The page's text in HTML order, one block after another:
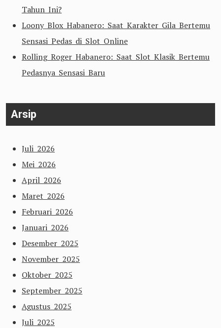
Tahun Ini?
Loony Blox Habanero: Saat Karakter Gila Bertemu
Sensasi Pedas di Slot Online
Rolling Roger Habanero: Saat Slot Klasik Bertemu
Pedasnya Sensasi Baru
Arsip
Juli 2026
Mei 2026
April 2026
Maret 2026
Februari 2026
Januari 2026
Desember 2025
November 2025
Oktober 2025
September 2025
Agustus 2025
Juli 2025